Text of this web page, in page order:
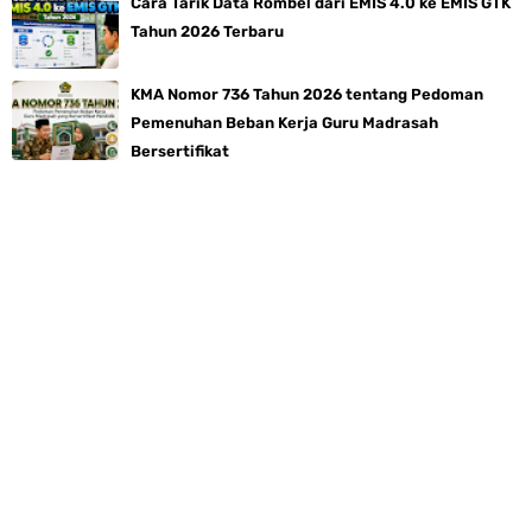
Tahun 2026 Terbaru
KMA Nomor 736 Tahun 2026 tentang Pedoman
Pemenuhan Beban Kerja Guru Madrasah
Bersertifikat